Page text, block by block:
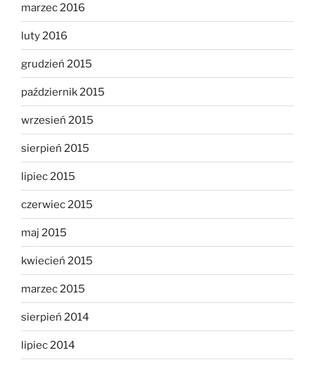
marzec 2016
luty 2016
grudzień 2015
październik 2015
wrzesień 2015
sierpień 2015
lipiec 2015
czerwiec 2015
maj 2015
kwiecień 2015
marzec 2015
sierpień 2014
lipiec 2014